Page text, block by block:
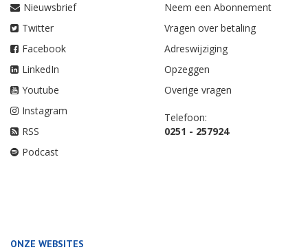
Nieuwsbrief
Twitter
Facebook
LinkedIn
Youtube
Instagram
RSS
Podcast
Neem een Abonnement
Vragen over betaling
Adreswijziging
Opzeggen
Overige vragen
Telefoon:
0251 - 257924
ONZE WEBSITES